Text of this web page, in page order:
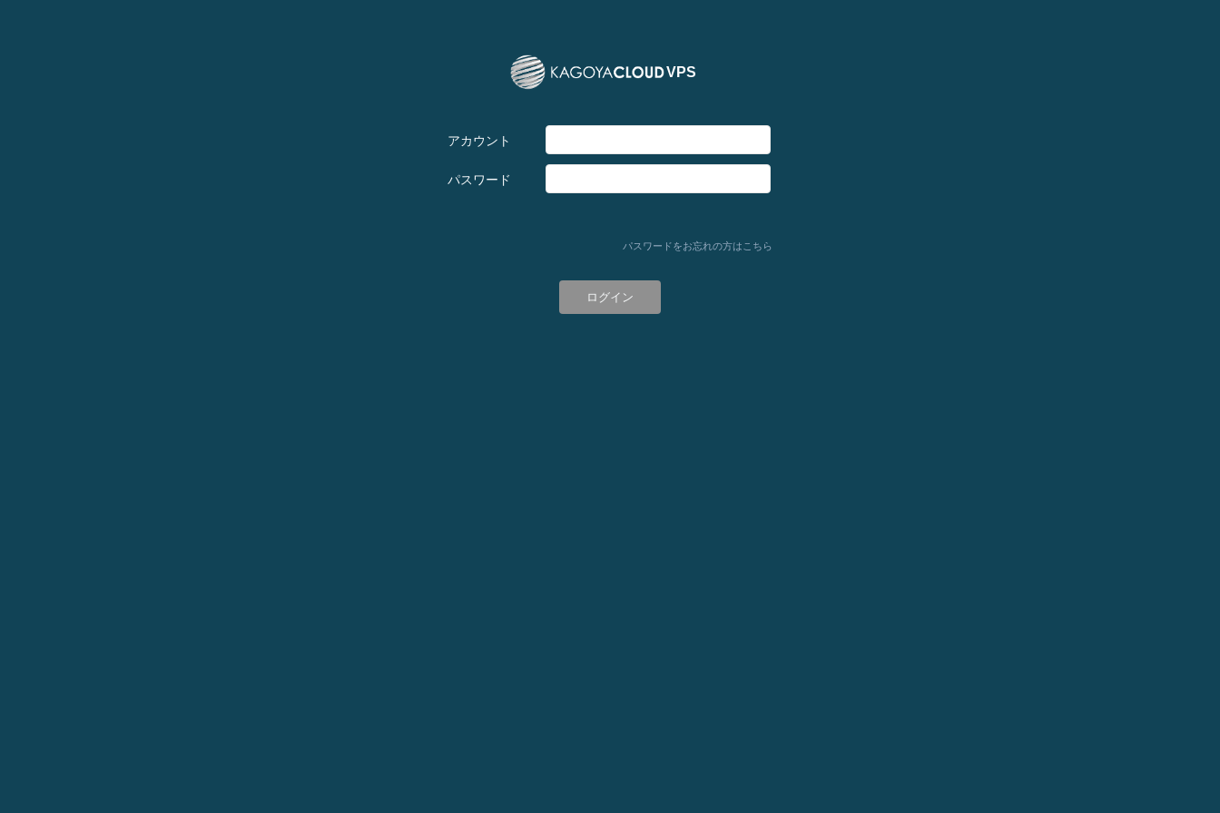
VPS
アカウント
パスワード
パスワードをお忘れの方はこちら